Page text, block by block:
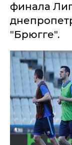
финала
"Брюгге".